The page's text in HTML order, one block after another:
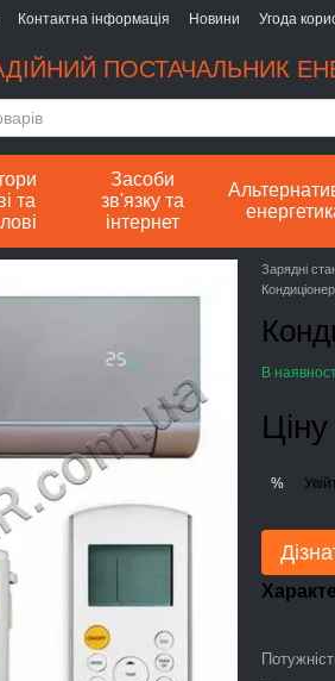
Контактна інформація Новини Угода
ПОСТАЧАЛЬНИК
та
Засоби
зв'язку та
інтернет
Зарядні
В
%